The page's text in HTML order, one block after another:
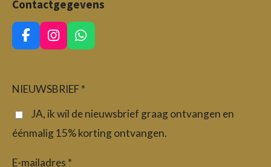
Contactgegevens
F
a
b
I
n
a
r
m
W
h
s
p
NIEUWSBRIEF *
JA, ik wil de nieuwsbrief graag ontvangen en
éénmalig 15% korting ontvangen.
E-mailadres *